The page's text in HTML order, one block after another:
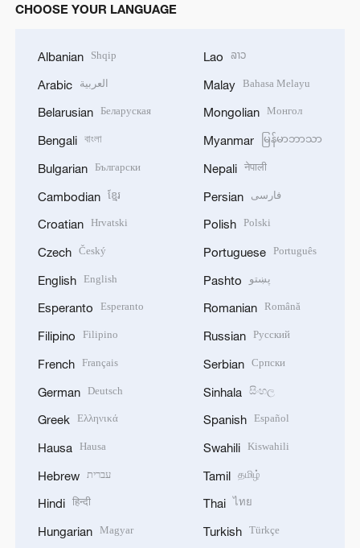
CHOOSE YOUR LANGUAGE
Albanian Shqip
Arabic العربية
Belarusian Беларуская
Bengali বাংলা
Bulgarian Български
Cambodian ខ្មែរ
Croatian Hrvatski
Czech Český
English English
Esperanto Esperanto
Filipino Filipino
French Français
German Deutsch
Greek Ελληνικά
Hausa Hausa
Hebrew עברית
Hindi हिन्दी
Hungarian Magyar
Lao ລາວ
Malay Bahasa Melayu
Mongolian Монгол
Myanmar မြန်မာဘာသာ
Nepali नेपाली
Persian فارسی
Polish Polski
Portuguese Português
Pashto پښتو
Romanian Română
Russian Русский
Serbian Српски
Sinhala සිංහල
Spanish Español
Swahili Kiswahili
Tamil தமிழ்
Thai ไทย
Turkish Türkçe